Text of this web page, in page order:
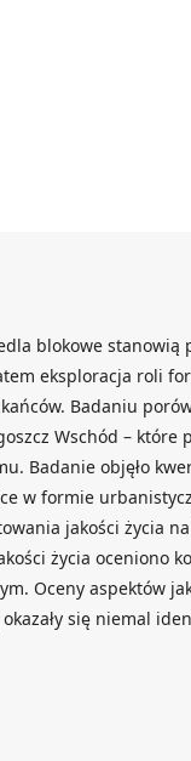
blokowe stanowią
eksploracja roli
Badaniu
Wschód –
Badanie objęło
w formie
jakości życia
życia oceniono
Oceny aspektów
się niemal